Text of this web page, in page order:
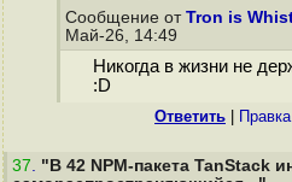
Сообщение от Tron is
Май-26, 14:49
Никогда в жизни не
:D
Ответить Правка
37. "В 42 NPM-пакета TanStack